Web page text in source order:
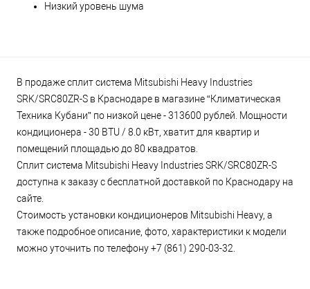
Низкий уровень шума
В продаже сплит система Mitsubishi Heavy Industries
SRK/SRC80ZR-S в Краснодаре в магазине “Климатическая
Техника Кубани” по низкой цене - 313600 рублей. Мощности
кондиционера - 30 BTU / 8.0 кВт, хватит для квартир и
помещений площадью до 80 квадратов.
Сплит система Mitsubishi Heavy Industries SRK/SRC80ZR-S
доступна к заказу с бесплатной доставкой по Краснодару на
сайте.
Стоимость установки кондиционеров Mitsubishi Heavy, а
также подробное описание, фото, характеристики к модели
можно уточнить по телефону +7 (861) 290-03-32.